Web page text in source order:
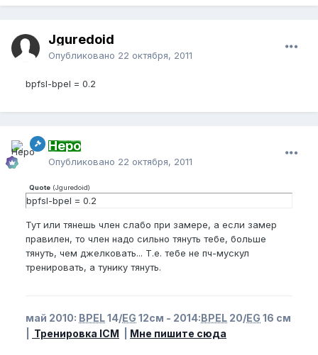
Jguredoid
Опубликовано 22 октября, 2011
bpfsl-bpel = 0.2
Неро
Опубликовано 22 октября, 2011
Quote (Jguredoid)
bpfsl-bpel = 0.2
Тут или тянешь член слабо при замере, а если замер
правилен, то член надо сильно тянуть тебе, больше
тянуть, чем джелковать... Т.е. тебе не пч-мускул
тренировать, а тунику тянуть.
май 2010: BPEL14/EG 12см - 2014:BPEL 20/EG 16 см
Тренировка ICM Мне пишите сюда